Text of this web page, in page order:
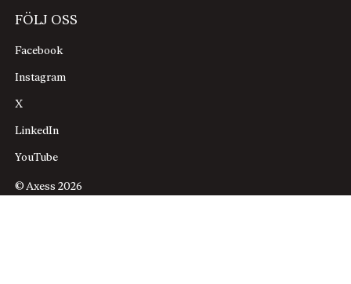
FÖLJ OSS
Facebook
Instagram
X
LinkedIn
YouTube
© Axess 2026